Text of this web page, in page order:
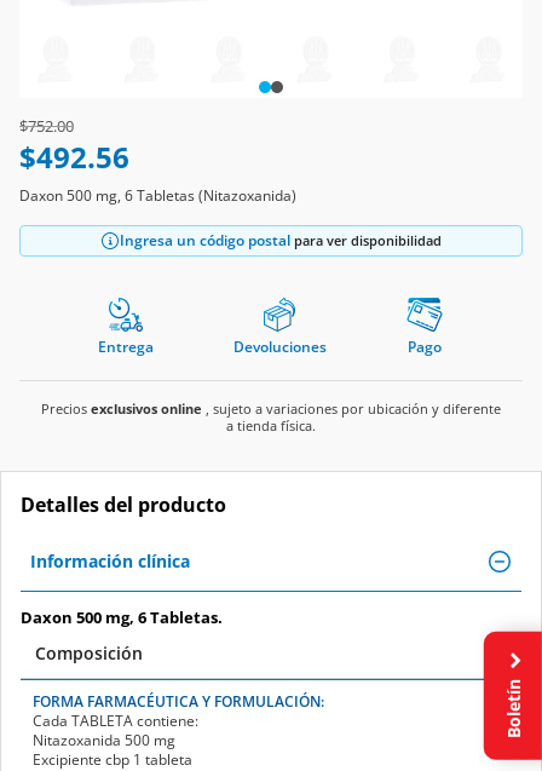
Price reduced from
$752.00to
$492.56
Daxon 500 mg, 6 Tabletas (Nitazoxanida)
Ingresa un código postal para ver disponibilidad
Entrega Devoluciones Pago
Precios exclusivos online , sujeto a variaciones por ubicación y diferente
a tienda física.
Detalles del producto
Información clínica
Daxon 500 mg, 6 Tabletas.
Composición
FORMA FARMACÉUTICA Y FORMULACIÓN:
Cada TABLETAcontiene:
Nitazoxanida 500 mg
Excipiente cbp 1 tableta
Boletín